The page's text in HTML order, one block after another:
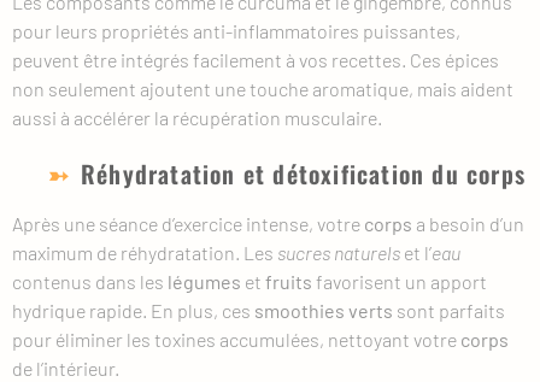
pour leurs propriétés anti-inflammatoires puissantes,
peuvent être intégrés facilement à vos recettes. Ces épices
non seulement ajoutent une touche aromatique, mais aident
aussi à accélérer la récupération musculaire.
Réhydratation et détoxification du corps
Après une séance d’exercice intense, votre corps a besoin d’un
maximum de réhydratation. Les sucres naturels et l’eau
contenus dans les légumes et fruits favorisent un apport
hydrique rapide. En plus, ces smoothies verts sont parfaits
pour éliminer les toxines accumulées, nettoyant votre corps
de l’intérieur.